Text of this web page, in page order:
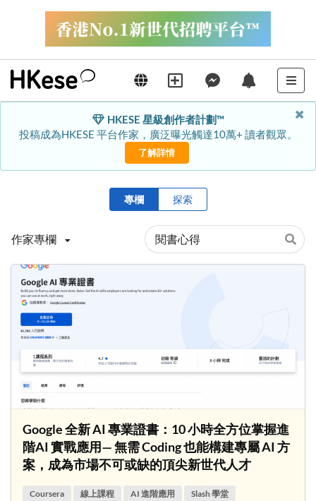
HKESE 星級創作者計劃™
投稿成為HKESE 平台作家，廣泛曝光觸達10萬+ 讀者觀眾。
了解詳情
專欄 探索
作家專欄
Google 全新 AI 專業證書：10 小時全方位掌握進
階AI 實戰應用— 無需 Coding 也能構建專屬 AI 方
案，成為市場不可或缺的頂尖新世代人才
Coursera 線上課程 AI 進階應用 Slash 學堂